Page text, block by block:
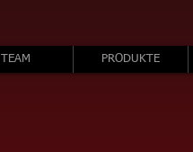
TEAM PRODUKTE